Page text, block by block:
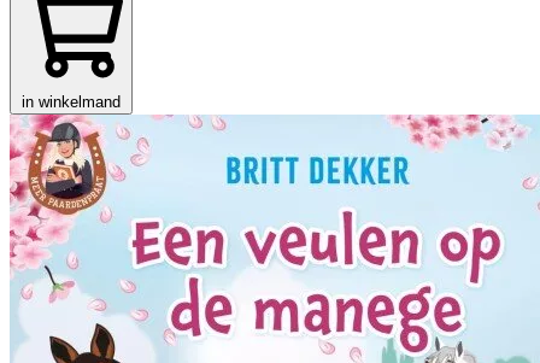
in winkelmand